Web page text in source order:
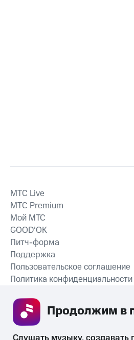
СКАЧАТЬ
MTС Live
MTС Premium
Мой МТС
GOOD’OK
Питч-форма
Поддержка
Пользовательское соглашение
Политика конфиденциальности